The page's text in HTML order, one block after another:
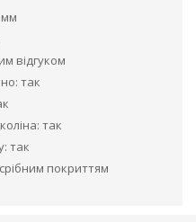
мм
відгуком
так
так
так
покриттям